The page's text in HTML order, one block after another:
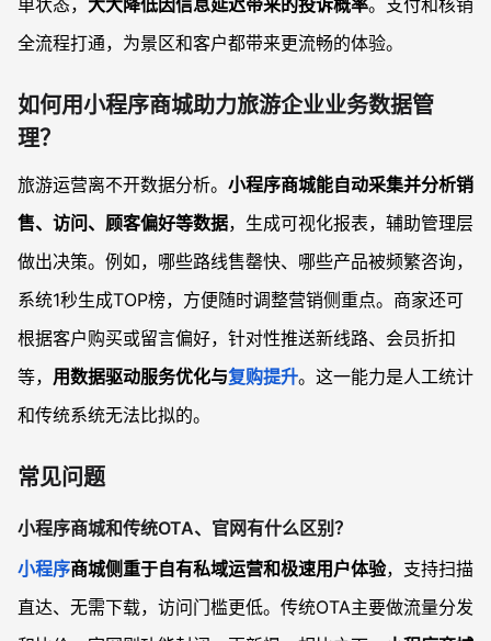
单状态， 大大降低因信息延迟带来的投诉概率。支付和核销
全流程打通，为景区和客户都带来更流畅的体验。
如何用小程序商城助力旅游企业业务数据管
理？
旅游运营离不开数据分析。 小程序商城能自动采集并分析销
售、访问、顾客偏好等数据，生成可视化报表，辅助管理层
做出决策。例如，哪些路线售罄快、哪些产品被频繁咨询，
系统1秒生成TOP榜，方便随时调整营销侧重点。商家还可
根据客户购买或留言偏好，针对性推送新线路、会员折扣
等， 用数据驱动服务优化与复购提升。这一能力是人工统计
和传统系统无法比拟的。
常见问题
小程序商城和传统OTA、官网有什么区别？
小程序商城侧重于自有私域运营和极速用户体验，支持扫描
直达、无需下载，访问门槛更低。传统OTA主要做流量分发